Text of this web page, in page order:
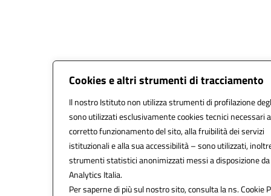
Cookies e altri strumenti di tracciamento
Il nostro Istituto non utilizza strumenti di profilazione
sono utilizzati esclusivamente cookies tecnici necessari
corretto funzionamento del sito, alla fruibilità dei servizi
istituzionali e alla sua accessibilità – sono utilizzati,
strumenti statistici anonimizzati messi a disposizione da
Analytics Italia.
Per saperne di più sul nostro sito, consulta la ns. Cookie